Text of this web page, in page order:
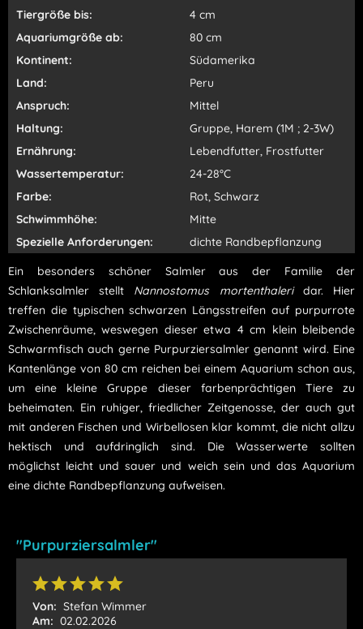
Tiergröße bis:
4 cm
Aquariumgröße ab:
80 cm
Kontinent:
Südamerika
Land:
Peru
Anspruch:
Mittel
Haltung:
Gruppe, Harem (1M ; 2-3W)
Ernährung:
Lebendfutter, Frostfutter
Wassertemperatur:
24-28°C
Farbe:
Rot, Schwarz
Schwimmhöhe:
Mitte
Spezielle Anforderungen:
dichte Randbepflanzung
Ein besonders schöner Salmler aus der Familie der
Schlanksalmler stellt Nannostomus mortenthaleridar. Hier
treffen die typischen schwarzen Längsstreifen auf purpurrote
Zwischenräume, weswegen dieser etwa 4 cm klein bleibende
Schwarmfisch auch gerne Purpurziersalmler genannt wird. Eine
Kantenlänge von 80 cm reichen bei einem Aquarium schon aus,
um eine kleine Gruppe dieser farbenprächtigen Tiere zu
beheimaten. Ein ruhiger, friedlicher Zeitgenosse, der auch gut
mit anderen Fischen und Wirbellosen klar kommt, die nicht allzu
hektisch und aufdringlich sind. Die Wasserwerte sollten
möglichst leicht und sauer und weich sein und das Aquarium
eine dichte Randbepflanzung aufweisen.
"Purpurziersalmler"
Von: Stefan Wimmer
Am: 02.02.2026